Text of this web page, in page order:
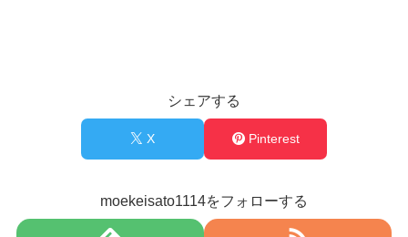
シェアする
X Pinterest
moekeisato1114をフォローする